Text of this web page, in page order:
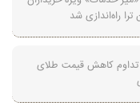
ترا راه‌اندازی شد
تداوم کاهش قیمت طلای